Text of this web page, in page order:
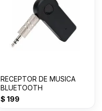
RECEPTOR DE MUSICA
BLUETOOTH
$ 199